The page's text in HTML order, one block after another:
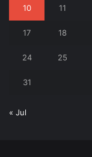
10 11
17 18
24 25
31
« Jul